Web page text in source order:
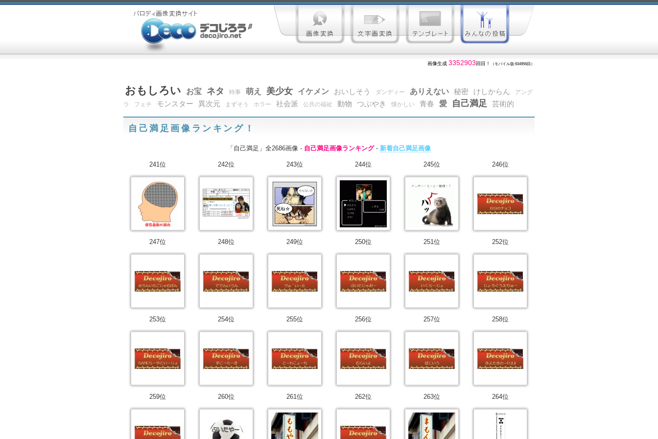
画像生成 3352903 回目！ （モバイル版:934956回）
おもしろい お宝 ネタ 時事 萌え 美少女 イケメン おいしそう ダンディー ありえない 秘密 けしからん
アング
ラ
フェチ モンスター 異次元 まずそう ホラー 社会派 公共の福祉 動物 つぶやき 懐かしい 青春 愛 自己満足 芸術的
自己満足画像ランキング！
「自己満足」全2686画像 - 自己満足画像ランキング- 新着自己満足画像
241位 242位 243位 244位 245位 246位
247位 248位 249位 250位 251位 252位
253位 254位 255位 256位 257位 258位
259位 260位 261位 262位 263位 264位